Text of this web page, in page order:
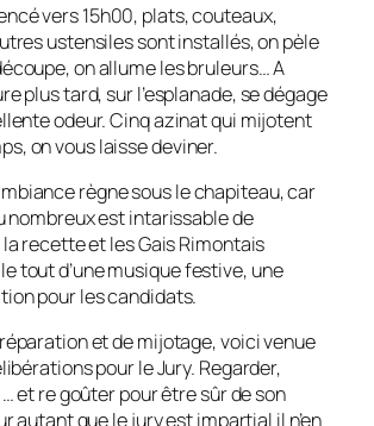
vers 15h00, plats, couteaux,
ustensiles sont installés, on pèle
on allume les bruleurs… A
plus tard, sur l’esplanade, se dégage
odeur. Cinq azinat qui mijotent
on vous laisse deviner.
règne sous le chapiteau, car
nombreux est intarissable de
recette et les Gais Rimontais
tout d’une musique festive, une
pour les candidats.
et de mijotage, voici venue
pour le Jury. Regarder,
et re goûter pour être sûr de son
autant que le jury est impartial il n’en